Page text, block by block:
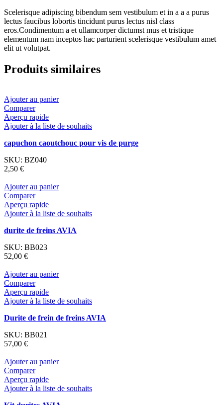
Scelerisque adipiscing bibendum sem vestibulum et in a a a purus
lectus faucibus lobortis tincidunt purus lectus nisl class
eros.Condimentum a et ullamcorper dictumst mus et tristique
elementum nam inceptos hac parturient scelerisque vestibulum amet
elit ut volutpat.
Produits similaires
Ajouter au panier
Comparer
Aperçu rapide
Ajouter à la liste de souhaits
capuchon caoutchouc pour vis de purge
SKU: BZ040
2,50 €
Ajouter au panier
Comparer
Aperçu rapide
Ajouter à la liste de souhaits
durite de freins AVIA
SKU: BB023
52,00 €
Ajouter au panier
Comparer
Aperçu rapide
Ajouter à la liste de souhaits
Durite de frein de freins AVIA
SKU: BB021
57,00 €
Ajouter au panier
Comparer
Aperçu rapide
Ajouter à la liste de souhaits